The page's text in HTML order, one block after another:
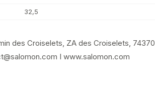
32,5
des Croiselets, ZA des Croiselets, 74370
I www.salomon.com